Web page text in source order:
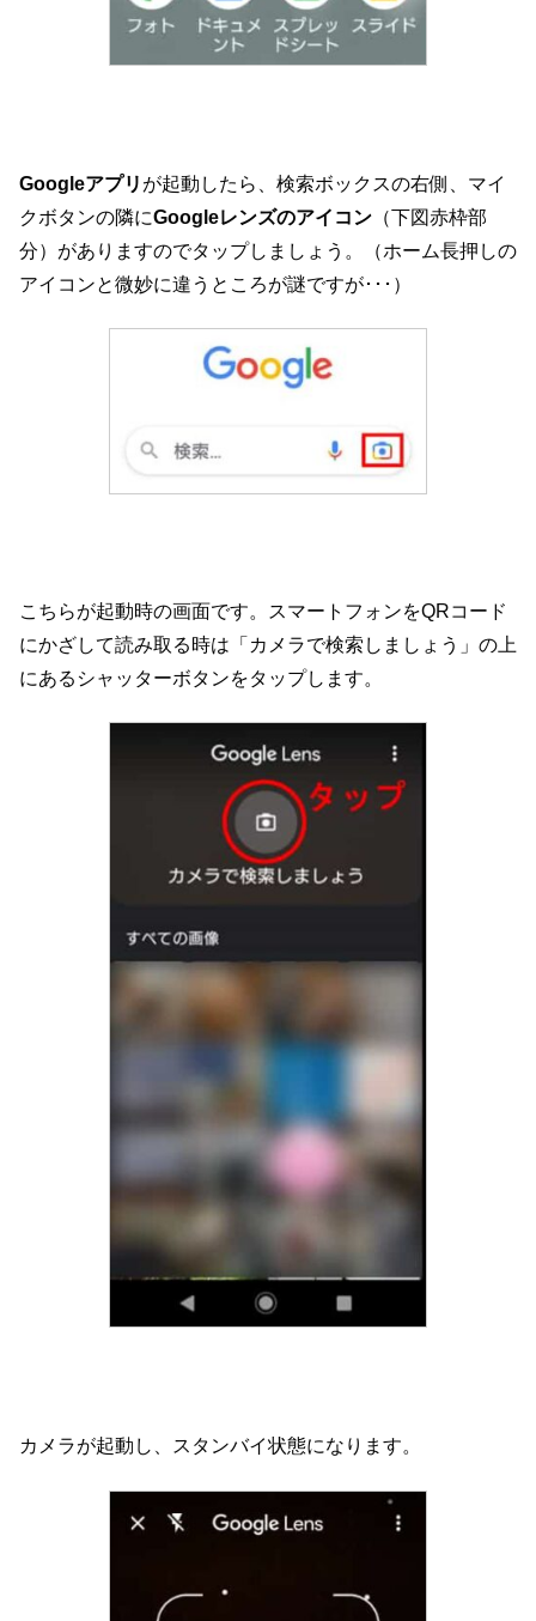
Googleアプリ が起動したら、検索ボックスの右側、マイ
クボタンの隣にGoogleレンズのアイコン （下図赤枠部
分）がありますのでタップしましょう。（ホーム長押しの
アイコンと微妙に違うところが謎ですが･･･）
こちらが起動時の画面です。スマートフォンをQRコード
にかざして読み取る時は「カメラで検索しましょう」の上
にあるシャッターボタンをタップします。
カメラが起動し、スタンバイ状態になります。